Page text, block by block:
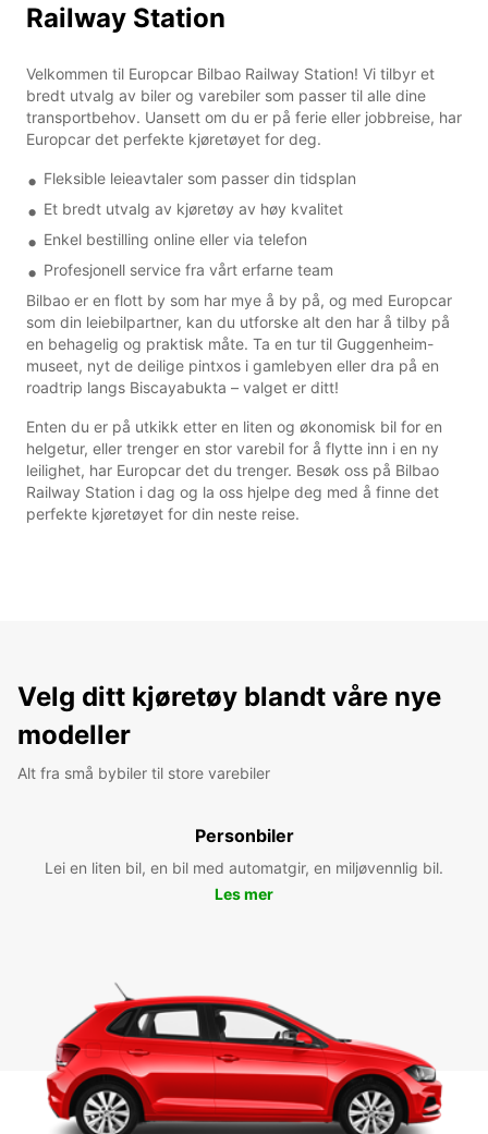
Railway Station
Velkommen til Europcar Bilbao Railway Station! Vi tilbyr et
bredt utvalg av biler og varebiler som passer til alle dine
transportbehov. Uansett om du er på ferie eller jobbreise, har
Europcar det perfekte kjøretøyet for deg.
Fleksible leieavtaler som passer din tidsplan
Et bredt utvalg av kjøretøy av høy kvalitet
Enkel bestilling online eller via telefon
Profesjonell service fra vårt erfarne team
Bilbao er en flott by som har mye å by på, og med Europcar
som din leiebilpartner, kan du utforske alt den har å tilby på
en behagelig og praktisk måte. Ta en tur til Guggenheim-
museet, nyt de deilige pintxos i gamlebyen eller dra på en
roadtrip langs Biscayabukta – valget er ditt!
Enten du er på utkikk etter en liten og økonomisk bil for en
helgetur, eller trenger en stor varebil for å flytte inn i en ny
leilighet, har Europcar det du trenger. Besøk oss på Bilbao
Railway Station i dag og la oss hjelpe deg med å finne det
perfekte kjøretøyet for din neste reise.
Velg ditt kjøretøy blandt våre nye
modeller
Alt fra små bybiler til store varebiler
Personbiler
Lei en liten bil, en bil med automatgir, en miljøvennlig bil.
Les mer